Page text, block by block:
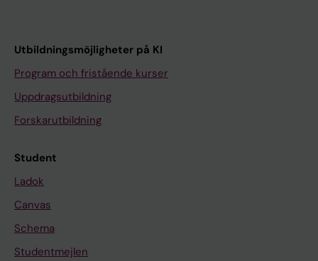
Utbildningsmöjligheter på KI
Program och fristående kurser
Uppdragsutbildning
Forskarutbildning
Student
Ladok
Canvas
Schema
Studentmejlen